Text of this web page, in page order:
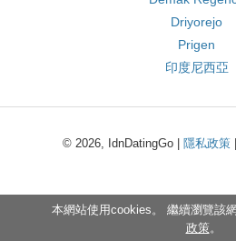
Driyorejo
Prigen
印度尼西亞
© 2026, IdnDatingGo | 隱私政策|
本網站使用cookies。 繼續瀏覽該
政策。